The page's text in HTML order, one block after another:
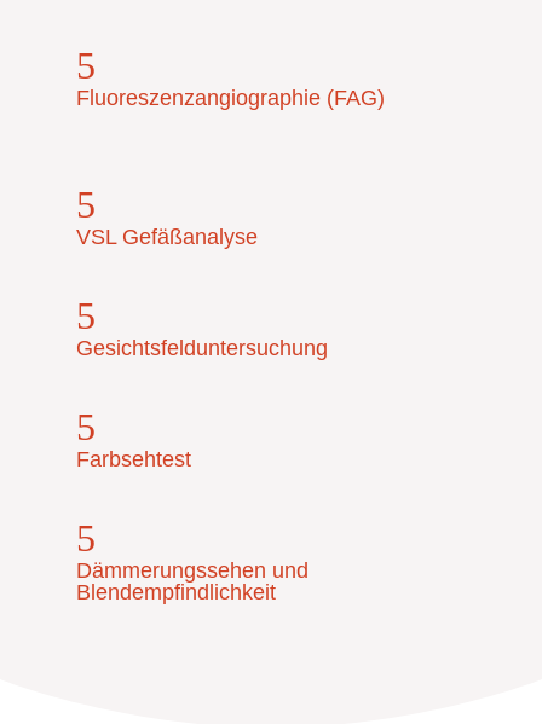
5
Fluoreszenzangiographie (FAG)
5
VSL Gefäßanalyse
5
Gesichtsfelduntersuchung
5
Farbsehtest
5
Dämmerungssehen und
Blendempfindlichkeit